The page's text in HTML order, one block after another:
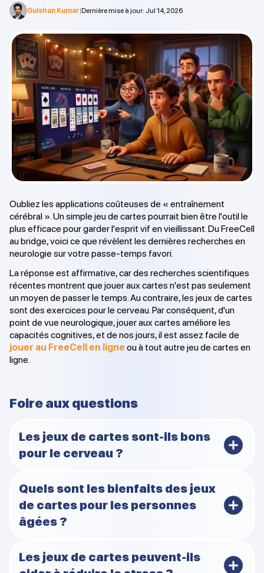
Gulshan Kumar|Dernière mise à jour: Jul 14, 2026
Oubliez les applications coûteuses de « entraînement
cérébral ». Un simple jeu de cartes pourrait bien être l'outil le
plus efficace pour garder l'esprit vif en vieillissant. Du FreeCell
au bridge, voici ce que révèlent les dernières recherches en
neurologie sur votre passe-temps favori.
La réponse est affirmative, car des recherches scientifiques
récentes montrent que jouer aux cartes n'est pas seulement
un moyen de passer le temps. Au contraire, les jeux de cartes
sont des exercices pour le cerveau. Par conséquent, d'un
point de vue neurologique, jouer aux cartes améliore les
capacités cognitives, et de nos jours, il est assez facile de
jouer au FreeCell en ligne ou à tout autre jeu de cartes en
ligne.
Foire aux questions
Les jeux de cartes sont-ils bons
pour le cerveau ?
Oui. Jouer aux cartes fait appel à diverses activités
cérébrales telles que la mémoire, le raisonnement
spatial et la planification. Ces activités maintiennent le
cerveau actif et peuvent améliorer les capacités
Quels sont les bienfaits des jeux
de cartes pour les personnes
âgées ?
Jouer aux cartes est une activité idéale pour permettre
aux personnes âgées de rester socialement actives et
Les jeux de cartes peuvent-ils